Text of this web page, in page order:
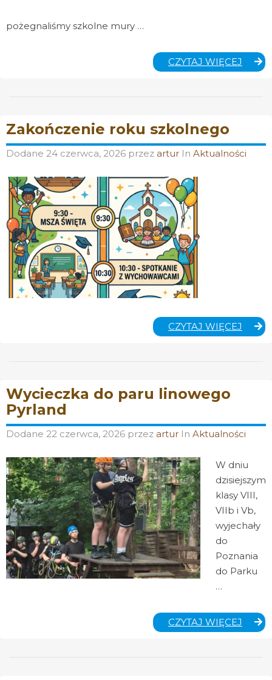
pożegnaliśmy szkolne mury …
CZYTAJ WIĘCEJ
ROKU
Zakończenie roku szkolnego
Dodane 24 czerwca, 2026 przez artur In Aktualności
CZYTAJ WIĘCEJ
ROKU
Wycieczka do paru linowego
Pyrland
Dodane 22 czerwca, 2026 przez artur In Aktualności
W dniu
dzisiejszym
klasy VIII,
VIIb i Vb,
wyjechały
do
Poznania
do Parku
…
CZYTAJ WIĘCEJ
DO